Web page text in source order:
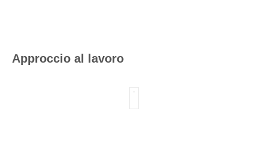
Approccio al lavoro